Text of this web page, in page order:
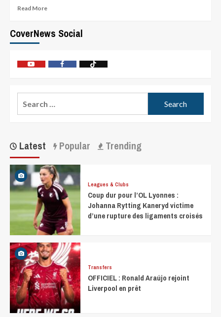
Read More
CoverNews Social
Latest Popular Trending
Leagues & Clubs
Coup dur pour l’OL Lyonnes :
Johanna Rytting Kaneryd victime
d’une rupture des ligaments croisés
Transfers
OFFICIEL : Ronald Araújo rejoint
Liverpool en prêt